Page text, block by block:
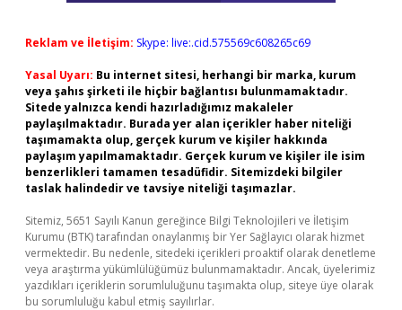
Reklam ve İletişim: Skype: live:.cid.575569c608265c69
Yasal Uyarı: Bu internet sitesi, herhangi bir marka, kurum
veya şahıs şirketi ile hiçbir bağlantısı bulunmamaktadır.
Sitede yalnızca kendi hazırladığımız makaleler
paylaşılmaktadır. Burada yer alan içerikler haber niteliği
taşımamakta olup, gerçek kurum ve kişiler hakkında
paylaşım yapılmamaktadır. Gerçek kurum ve kişiler ile isim
benzerlikleri tamamen tesadüfidir. Sitemizdeki bilgiler
taslak halindedir ve tavsiye niteliği taşımazlar.
Sitemiz, 5651 Sayılı Kanun gereğince Bilgi Teknolojileri ve İletişim
Kurumu (BTK) tarafından onaylanmış bir Yer Sağlayıcı olarak hizmet
vermektedir. Bu nedenle, sitedeki içerikleri proaktif olarak denetleme
veya araştırma yükümlülüğümüz bulunmamaktadır. Ancak, üyelerimiz
yazdıkları içeriklerin sorumluluğunu taşımakta olup, siteye üye olarak
bu sorumluluğu kabul etmiş sayılırlar.